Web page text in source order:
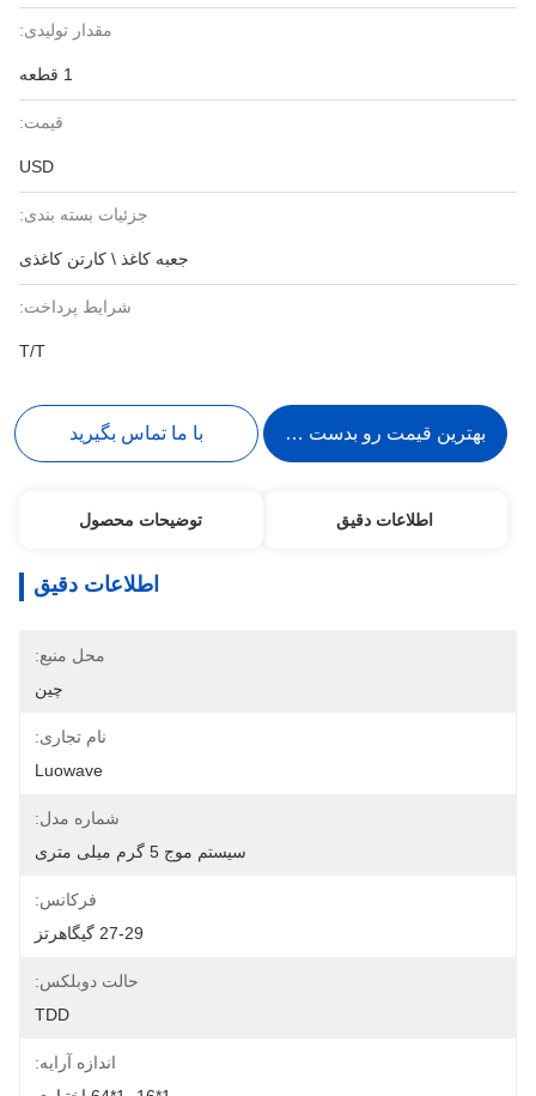
مقدار تولیدی:
1 قطعه
قیمت:
USD
جزئیات بسته بندی:
جعبه کاغذ \ کارتن کاغذی
شرایط پرداخت:
T/T
بهترین قیمت رو بدست بیار با ما تماس بگیرید
اطلاعات دقیق توضیحات محصول
اطلاعات دقیق
محل منبع:
چین
نام تجاری:
Luowave
شماره مدل:
سیستم موج 5 گرم میلی متری
فرکانس:
27-29 گیگاهرتز
حالت دوبلکس:
TDD
اندازه آرایه: